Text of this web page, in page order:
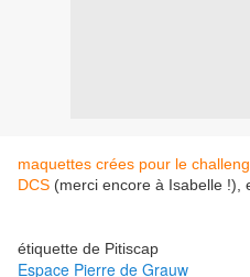
maquettes crées pour le
DCS (merci encore à Isabelle !),
étiquette de Pitiscap
Espace Pierre de Grauw